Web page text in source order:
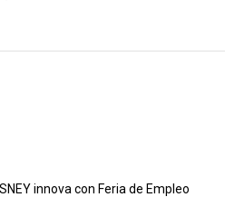
SNEY innova con Feria de Empleo